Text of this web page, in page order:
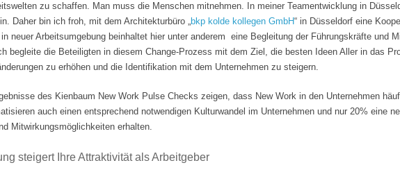
zu schaffen. Man muss die Menschen mitnehmen. In meiner Teamentwicklung in
Daher bin ich froh, mit dem Architekturbüro „bkp kolde kollegen GmbH“ in Düsseldorf eine
neuer Arbeitsumgebung beinhaltet hier unter anderem eine Begleitung der Führungskräfte und
begleite die Beteiligten in diesem Change-Prozess mit dem Ziel, die besten Ideen Aller in das
zu erhöhen und die Identifikation mit dem Unternehmen zu steigern.
des Kienbaum New Work Pulse Checks zeigen, dass New Work in den Unternehmen
auch einen entsprechend notwendigen Kulturwandel im Unternehmen und nur 20% eine
Mitwirkungsmöglichkeiten erhalten.
steigert Ihre Attraktivität als Arbeitgeber